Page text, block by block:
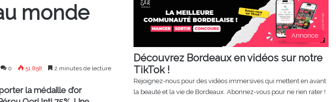
monde
0 51 858 2 minutes de lecture
la médaille d’or
Annonce
Découvrez Bordeaux en vidéos sur notre
TikTok !
Rejoignez-nous pour des vidéos immersives qui mettent en avant
la beauté et la vie de Bordeaux. Abonnez-vous pour ne rien rater !